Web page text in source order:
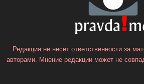
Редакция не несёт ответственности за
авторами. Мнение редакции может не